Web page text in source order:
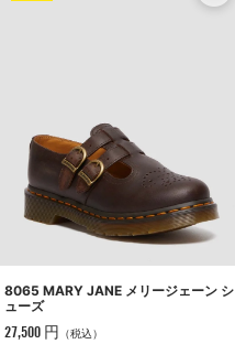
8065 MARY JANE メリージェーン シ
ューズ
27,500 円 （税込）